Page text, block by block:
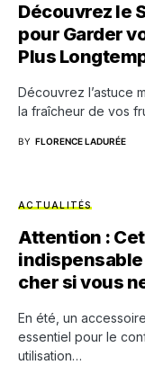
Découvrez le
pour Garder
Plus
Découvrez l’astuce
la fraîcheur de vos
BY FLORENCE LADURÉE
ACTUALITÉS
Attention :
cher si vous
En été, un
essentiel pour le
utilisation…